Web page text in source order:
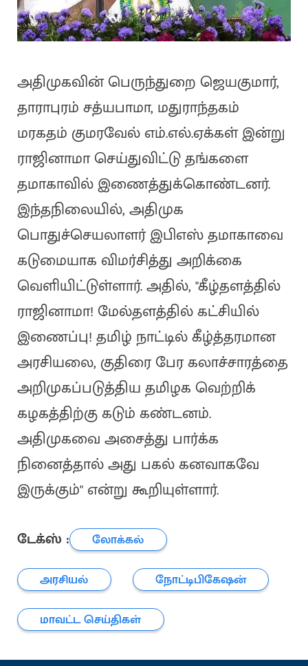
அதிமுகவின் பெருந்துறை ஜெயகுமார்,
தாராபுரம் சத்யபாமா, மதுராந்தகம்
மரகதம் குமரவேல் எம்.எல்.ஏக்கள் இன்று
ராஜினாமா செய்துவிட்டு தங்களை
தமாகாவில் இணைத்துக்கொண்டனர்.
இந்தநிலையில், அதிமுக
பொதுச்செயலாளர் இபிஎஸ் தமாகாவை
கடுமையாக விமர்சித்து அறிக்கை
வெளியிட்டுள்ளார். அதில், "கீழ்தளத்தில்
ராஜினாமா! மேல்தளத்தில் கட்சியில்
இணைப்பு! தமிழ் நாட்டில் கீழ்த்தரமான
அரசியலை, குதிரை பேர கலாச்சாரத்தை
அறிமுகப்படுத்திய தமிழக வெற்றிக்
கழகத்திற்கு கடும் கண்டனம்.
அதிமுகவை அசைத்து பார்க்க
நினைத்தால் அது பகல் கனவாகவே
இருக்கும்" என்று கூறியுள்ளார்.
டேக்ஸ் :
லோக்கல்
அரசியல்
நோட்டிபிகேஷன்
மாவட்ட செய்திகள்